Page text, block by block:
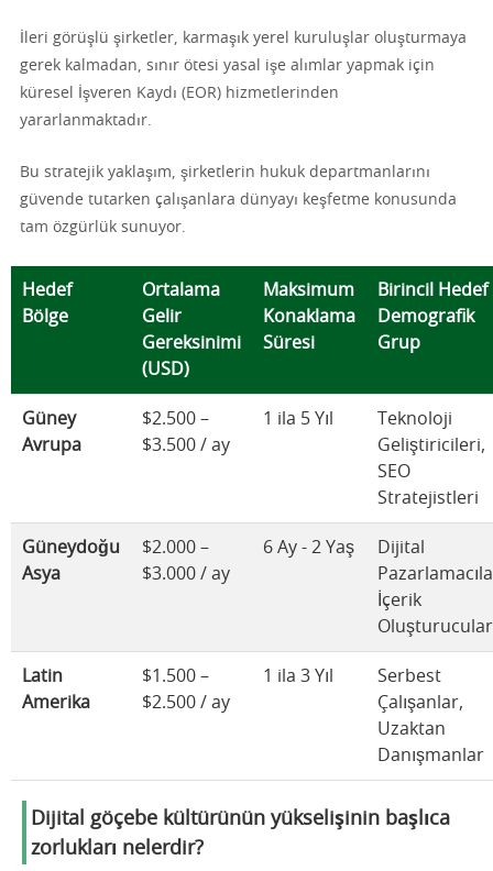
İleri görüşlü şirketler, karmaşık yerel kuruluşlar oluşturmaya
gerek kalmadan, sınır ötesi yasal işe alımlar yapmak için
küresel İşveren Kaydı (EOR) hizmetlerinden
yararlanmaktadır.
Bu stratejik yaklaşım, şirketlerin hukuk departmanlarını
güvende tutarken çalışanlara dünyayı keşfetme konusunda
tam özgürlük sunuyor.
Hedef
Bölge
Ortalama
Gelir
Gereksinimi
(USD)
Maksimum
Konaklama
Süresi
Birincil Hedef
Demografik
Grup
Güney
Avrupa
$2.500 –
$3.500 / ay
1 ila 5 Yıl
Teknoloji
Geliştiricileri,
SEO
Stratejistleri
Güneydoğu
Asya
$2.000 –
$3.000 / ay
6 Ay - 2 Yaş
Dijital
İçerik
Oluşturucular
Latin
Amerika
$1.500 –
$2.500 / ay
1 ila 3 Yıl
Serbest
Çalışanlar,
Uzaktan
Danışmanlar
Dijital göçebe kültürünün yükselişinin başlıca
zorlukları nelerdir?